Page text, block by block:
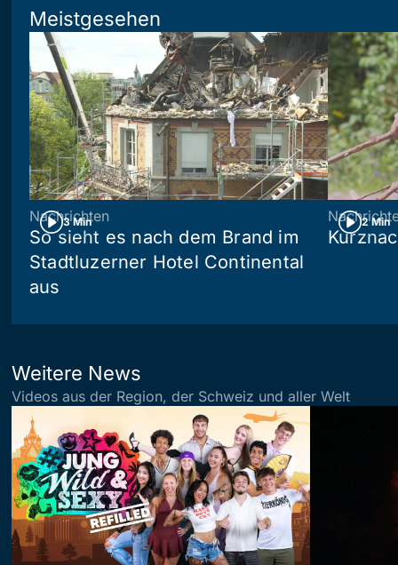
Meistgesehen
3 Min
Nachrichten
So sieht es nach dem Brand im
Stadtluzerner Hotel Continental
aus
2 Min
Weitere News
Videos aus der Region, der Schweiz und aller Welt